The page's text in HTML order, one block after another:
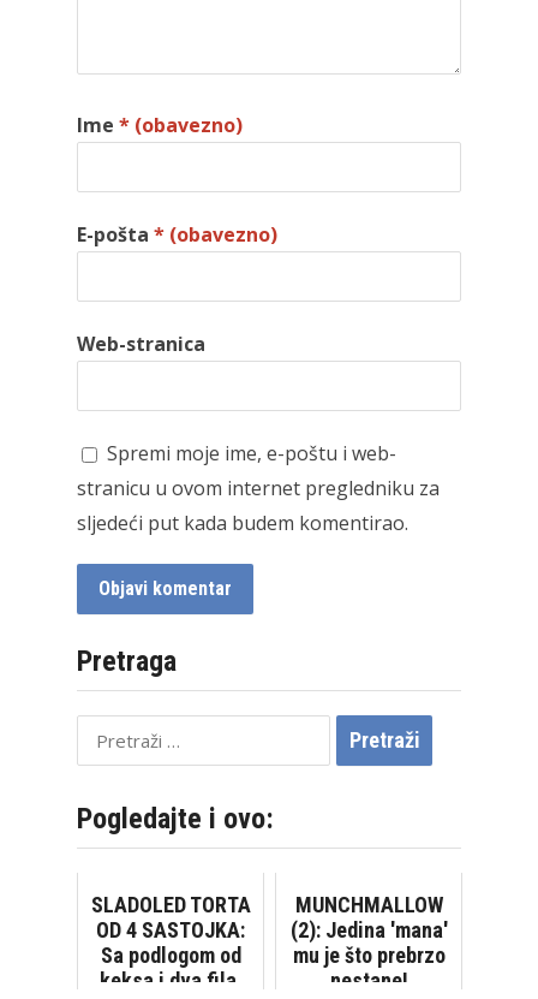
Ime * (obavezno)
E-pošta * (obavezno)
Web-stranica
Spremi moje ime, e-poštu i web-
stranicu u ovom internet pregledniku za
sljedeći put kada budem komentirao.
Pretraga
Pretraži:
Pogledajte i ovo:
SLADOLED TORTA
OD 4 SASTOJKA:
Sa podlogom od
keksa i dva fila,
MUNCHMALLOW
(2): Jedina 'mana'
mu je što prebrzo
nestane!